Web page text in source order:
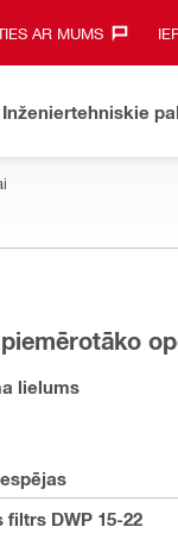
AR MUMS‎
Inženiertehniskie
lielums
filtrs DWP 15-22